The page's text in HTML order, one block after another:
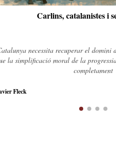
Carlins, catalanistes i
necessita recuperar el domini
la simplificació moral de la
completament
Fleck